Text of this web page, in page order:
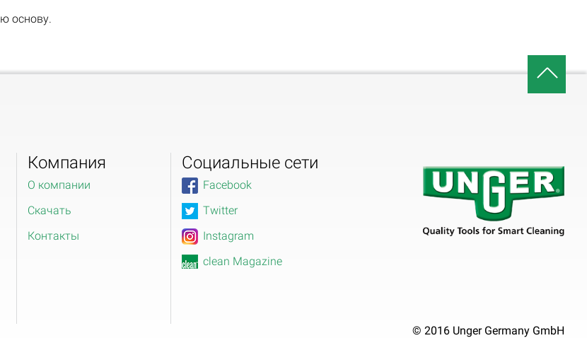
основу.
Компания
О компании
Скачать
Контакты
Социальные сети
Facebook
Twitter
Instagram
clean Magazine
© 2016 Unger Germany GmbH